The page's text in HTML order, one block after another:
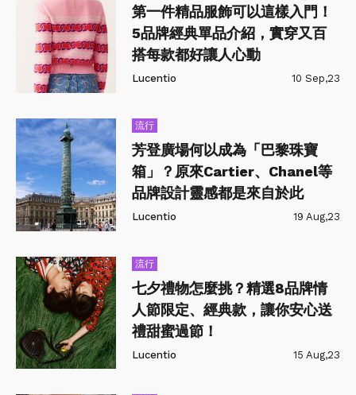
第一件精品服飾可以這樣入門！
5品牌經典單品介紹，實穿又百
搭每款都好讓人心動
Lucentio 10 Sep,23
流行
芳登廣場何以成為「巴黎珠寶
箱」？原來Cartier、Chanel等
品牌設計靈感都是來自於此
Lucentio 19 Aug,23
流行
七夕禮物怎麼挑？精選8品牌情
人節限定、經典款，讓你安心送
禮甜蜜過節！
Lucentio 15 Aug,23